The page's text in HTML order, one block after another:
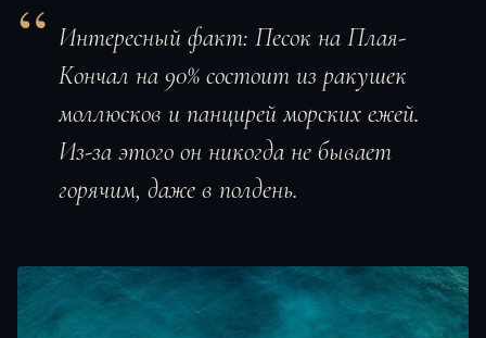
Интересный факт: Песок на Плая-
Кончал на 90% состоит из ракушек
моллюсков и панцирей морских ежей.
Из-за этого он никогда не бывает
горячим, даже в полдень.